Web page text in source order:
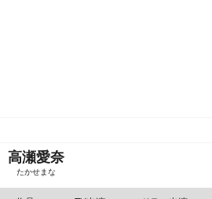
高瀬愛奈
たかせまな